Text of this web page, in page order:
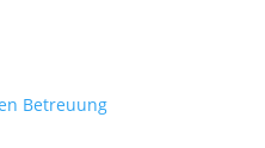
Betreuung